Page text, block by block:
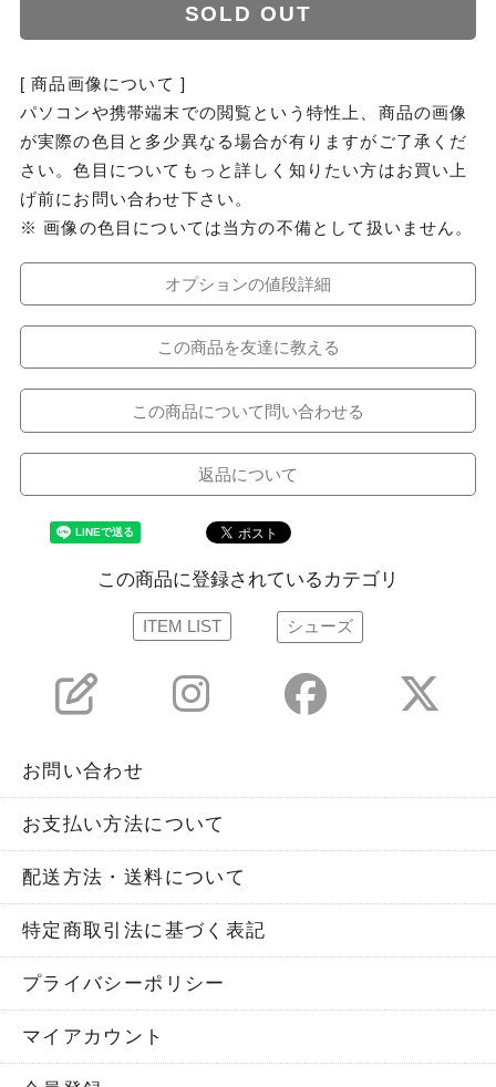
SOLD OUT
[ 商品画像について ]
パソコンや携帯端末での閲覧という特性上、商品の画像
が実際の色目と多少異なる場合が有りますがご了承くだ
さい。色目についてもっと詳しく知りたい方はお買い上
げ前にお問い合わせ下さい。
※ 画像の色目については当方の不備として扱いません。
オプションの値段詳細
この商品を友達に教える
この商品について問い合わせる
返品について
この商品に登録されているカテゴリ
ITEM LIST シューズ
お問い合わせ
お支払い方法について
配送方法・送料について
特定商取引法に基づく表記
プライバシーポリシー
マイアカウント